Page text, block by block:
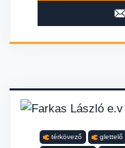
térkövező glettelő